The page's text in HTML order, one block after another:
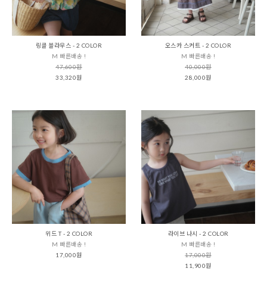
링클 블라우스 - 2 COLOR
M 빠른배송 !
47,600원
33,320원
오스카 스커트 - 2 COLOR
M 빠른배송 !
40,000원
28,000원
위드 T - 2 COLOR
M 빠른배송 !
17,000원
라이브 나시 - 2 COLOR
M 빠른배송 !
17,000원
11,900원